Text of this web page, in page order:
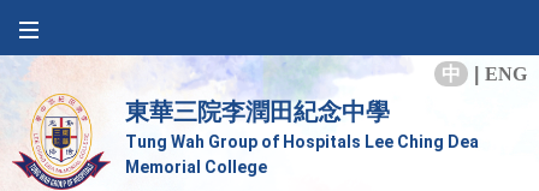
中 ENG
東華三院李潤田紀念中學
Tung Wah Group of Hospitals Lee Ching Dea
Memorial College